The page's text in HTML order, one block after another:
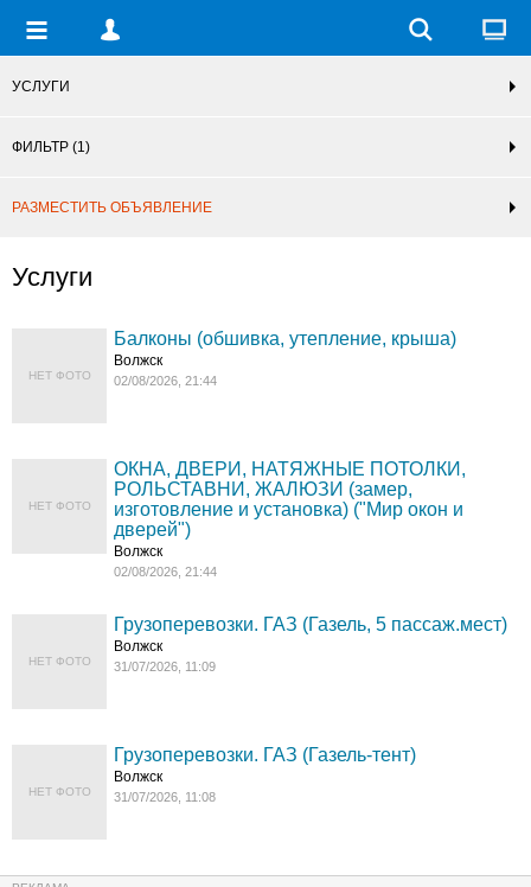
УСЛУГИ
ФИЛЬТР (1)
РАЗМЕСТИТЬ ОБЪЯВЛЕНИЕ
Услуги
НЕТ ФОТО
Балконы (обшивка, утепление, крыша)
Волжск
02/08/2026, 21:44
НЕТ ФОТО
ОКНА, ДВЕРИ, НАТЯЖНЫЕ ПОТОЛКИ,
РОЛЬСТАВНИ, ЖАЛЮЗИ (замер,
изготовление и установка) ("Мир окон и
дверей")
Волжск
02/08/2026, 21:44
НЕТ ФОТО
Грузоперевозки. ГАЗ (Газель, 5 пассаж.мест)
Волжск
31/07/2026, 11:09
НЕТ ФОТО
Грузоперевозки. ГАЗ (Газель-тент)
Волжск
31/07/2026, 11:08